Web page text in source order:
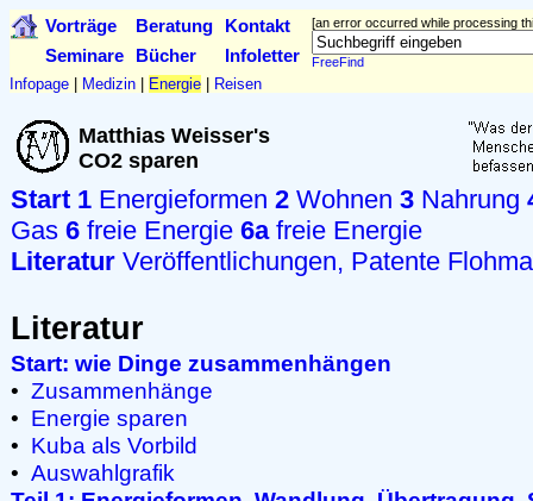
Vorträge Beratung Kontakt [an error occurred while processing
FreeFind
Seminare Bücher Infoletter
Infopage Medizin Energie Reisen
Matthias Weisser's
CO2 sparen
Start 1 Energieformen 2 Wohnen 3 Nahrung
Gas 6 freie Energie 6afreie Energie
Literatur Veröffentlichungen, Patente
Literatur
Start: wie Dinge zusammenhängen
• Zusammenhänge
• Energie sparen
• Kuba als Vorbild
• Auswahlgrafik